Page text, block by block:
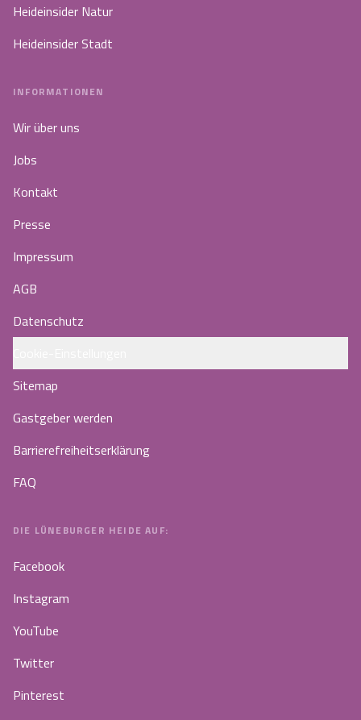
Heideinsider Natur
Heideinsider Stadt
INFORMATIONEN
Wir über uns
Jobs
Kontakt
Presse
Impressum
AGB
Datenschutz
Sitemap
Gastgeber werden
Barrierefreiheitserklärung
FAQ
DIE LÜNEBURGER HEIDE AUF:
Facebook
Instagram
YouTube
Twitter
Pinterest